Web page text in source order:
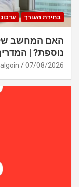
בחירת העורך
האם המחשב
נוספת? |
07/08/2026
algoin